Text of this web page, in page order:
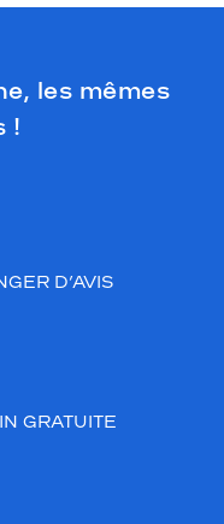
les mêmes
!
D’AVIS
GRATUITE